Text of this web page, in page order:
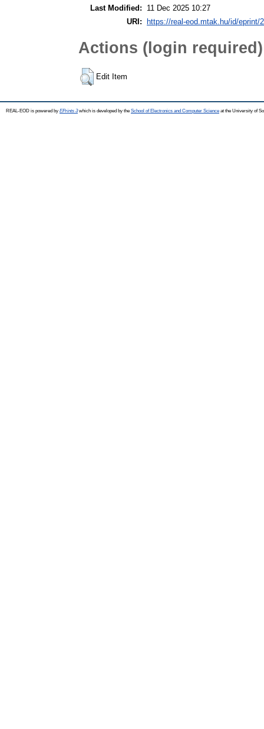
Last Modified:
11 Dec 2025 10:27
URI:
https://real-eod.mtak.hu/id/eprint/
Actions (login required)
Edit Item
REAL-EOD is powered by EPrints 3which is developed by the School of Electronics and Computer Science at the University of